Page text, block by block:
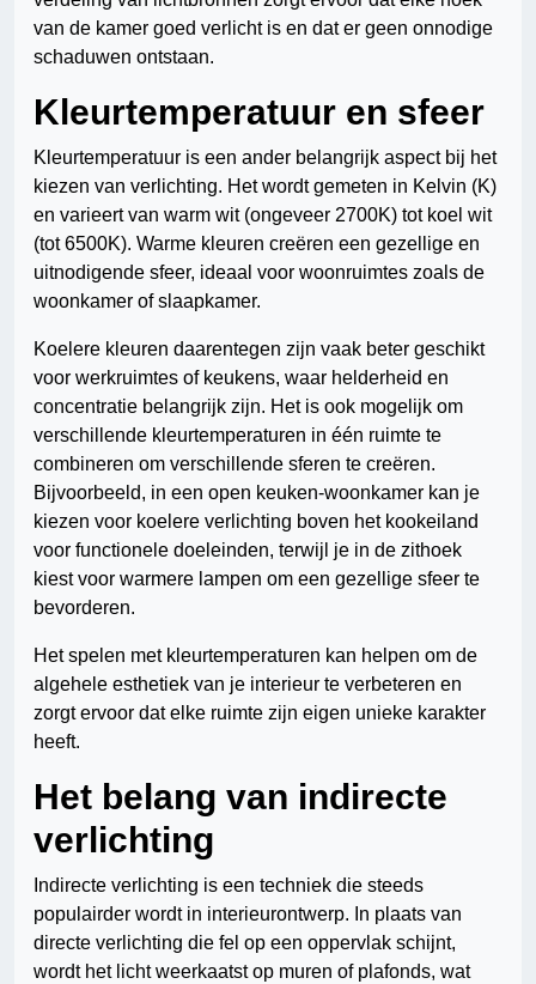
van de kamer goed verlicht is en dat er geen onnodige
schaduwen ontstaan.
Kleurtemperatuur en sfeer
Kleurtemperatuur is een ander belangrijk aspect bij het
kiezen van verlichting. Het wordt gemeten in Kelvin (K)
en varieert van warm wit (ongeveer 2700K) tot koel wit
(tot 6500K). Warme kleuren creëren een gezellige en
uitnodigende sfeer, ideaal voor woonruimtes zoals de
woonkamer of slaapkamer.
Koelere kleuren daarentegen zijn vaak beter geschikt
voor werkruimtes of keukens, waar helderheid en
concentratie belangrijk zijn. Het is ook mogelijk om
verschillende kleurtemperaturen in één ruimte te
combineren om verschillende sferen te creëren.
Bijvoorbeeld, in een open keuken-woonkamer kan je
kiezen voor koelere verlichting boven het kookeiland
voor functionele doeleinden, terwijl je in de zithoek
kiest voor warmere lampen om een gezellige sfeer te
bevorderen.
Het spelen met kleurtemperaturen kan helpen om de
algehele esthetiek van je interieur te verbeteren en
zorgt ervoor dat elke ruimte zijn eigen unieke karakter
heeft.
Het belang van indirecte
verlichting
Indirecte verlichting is een techniek die steeds
populairder wordt in interieurontwerp. In plaats van
directe verlichting die fel op een oppervlak schijnt,
wordt het licht weerkaatst op muren of plafonds, wat